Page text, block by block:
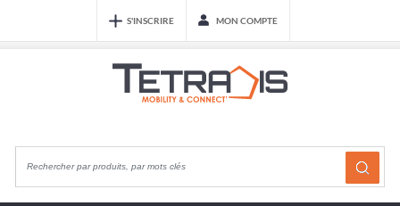
S'INSCRIRE MON COMPTE